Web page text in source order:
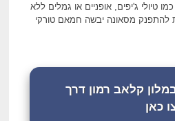
טיולי ג'יפים, אופניים או גמלים ללא
להתפנק מסאונה יבשה חמאם טורקי
קלאב רמון דרך